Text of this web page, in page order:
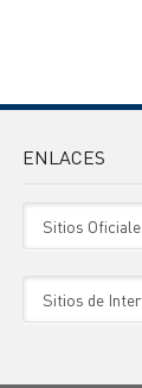
ENLACES